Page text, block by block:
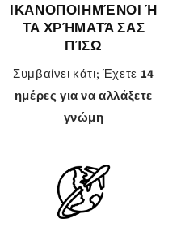
ΙΚΑΝΟΠΟΙΗΜΈΝΟΙ Ή
ΤΑ ΧΡΉΜΑΤΆ ΣΑΣ
ΠΊΣΩ
Συμβαίνει κάτι; Έχετε 14
ημέρες για να αλλάξετε
γνώμη